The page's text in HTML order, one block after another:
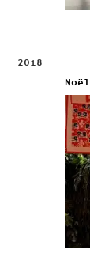
2018